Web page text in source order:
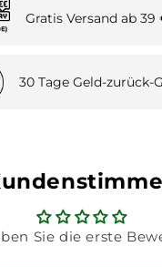
Gratis Versand ab 39
30 Tage Geld-zurück-
Sie die erste